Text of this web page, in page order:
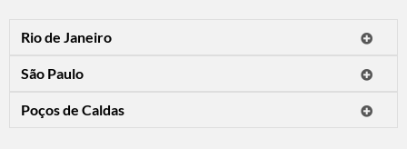
Rio de Janeiro
Horário de visitação: a programação do IMS no Rio de Janeiro será
apresentada em instituições culturais parceiras.
São Paulo
CEP 01310-300 - São Paulo/SP
Poços de Caldas